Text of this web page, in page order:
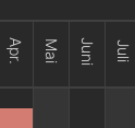
Apr. Mai Juni Juli